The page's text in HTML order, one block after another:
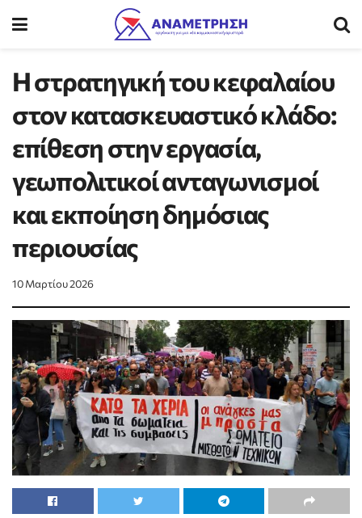
Η στρατηγική του κεφαλαίου
στον κατασκευαστικό κλάδο:
επίθεση στην εργασία,
γεωπολιτικοί ανταγωνισμοί
και εκποίηση δημόσιας
περιουσίας
10 Μαρτίου 2026